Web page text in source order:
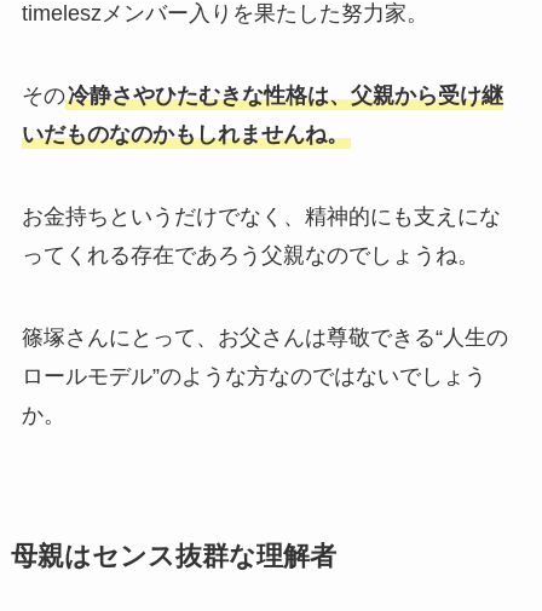
timeleszメンバー入りを果たした努力家。
その冷静さやひたむきな性格は、父親から受け継
いだものなのかもしれませんね。
お金持ちというだけでなく、精神的にも支えにな
ってくれる存在であろう父親なのでしょうね。
篠塚さんにとって、お父さんは尊敬できる“人生の
ロールモデル”のような方なのではないでしょう
か。
母親はセンス抜群な理解者